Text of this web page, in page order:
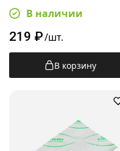
желтая, 174182
В наличии
219 ₽/шт.
В корзину